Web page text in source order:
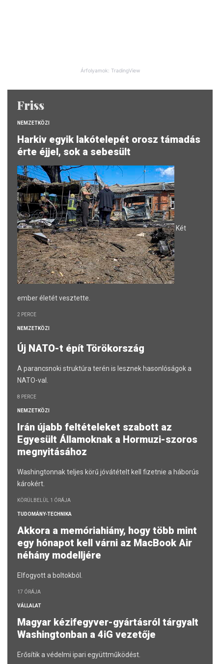
Árfolyamok: TradingView
Friss
NEMZETKÖZI
Harkiv egyik lakótelepét orosz támadás
érte éjjel, sok a sebesült
Két
ember életét vesztette.
2 PERCE
NEMZETKÖZI
Új NATO-t épít Törökország
A parancsnoki struktúra terén is lesznek hasonlóságok a
NATO-val.
8 PERCE
NEMZETKÖZI
Irán újabb feltételeket szabott az
Egyesült Államoknak a Hormuzi-szoros
megnyitásához
Washingtonnak teljes körű jóvátételt kell fizetnie a háborús
károkért.
KÖRÜLBELÜL 1 ÓRÁJA
TUDOMÁNY-TECHNIKA
Akkora a memóriahiány, hogy több mint
egy hónapot kell várni az MacBook Air
néhány modelljére
Elfogyott a boltokból.
17 ÓRÁJA
VÁLLALAT
Magyar kézifegyver-gyártásról tárgyalt
Washingtonban a 4iG vezetője
Erősítik a védelmi ipari együttműködést.